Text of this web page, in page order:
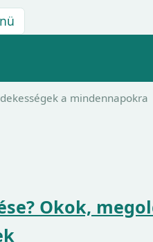
a mindennapokra
Okok,